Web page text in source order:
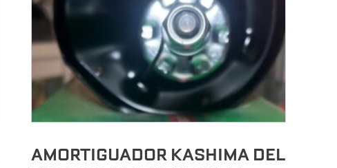
AMORTIGUADOR KASHIMA DEL